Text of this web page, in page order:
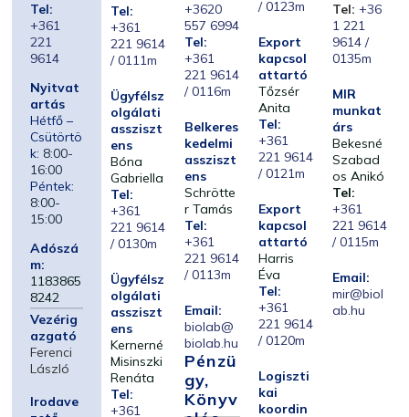
Tel:
+361
221
9614
Nyitvat
artás
Hétfő –
Csütörtö
k: 8:00-
16:00
Péntek:
8:00-
15:00
Adószá
m:
1183865
8242
Vezérig
azgató
Ferenci
László
Irodave
Tel:
+361
221 9614
/ 0111m
Ügyfélsz
olgálati
assziszt
ens
Bóna
Gabriella
Tel:
+361
221 9614
/ 0130m
Ügyfélsz
olgálati
assziszt
ens
Kernerné
Misinszki
Renáta
Tel:
+361
+3620
557 6994
Tel:
+361
221 9614
/ 0116m
Belkeres
kedelmi
assziszt
ens
Schrötte
r Tamás
Tel:
+361
221 9614
/ 0113m
Email:
biolab@
biolab.hu
Pénzü
Gy,
Könyv
/ 0123m
Export
kapcsol
attartó
Tőzsér
Anita
Tel:
+361
221 9614
/ 0121m
Export
kapcsol
attartó
Harris
Éva
Tel:
+361
221 9614
/ 0120m
Logiszti
kai
koordin
Tel: +36
1 221
9614 /
0135m
MIR
munkat
árs
Bekesné
Szabad
os Anikó
Tel:
+361
221 9614
/ 0115m
Email:
mir@biol
ab.hu